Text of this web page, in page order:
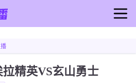
拉精英VS玄山勇士